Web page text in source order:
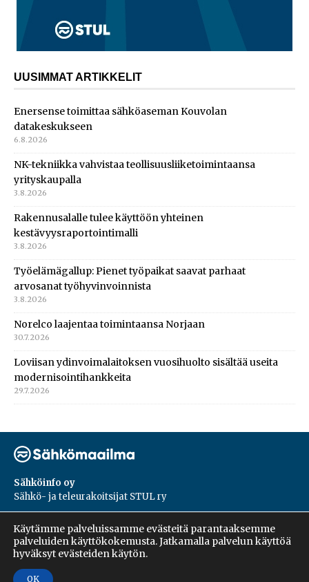
UUSIMMAT ARTIKKELIT
Enersense toimittaa sähköaseman Kouvolan
datakeskukseen
6.8.2026
NK-tekniikka vahvistaa teollisuusliiketoimintaansa
yrityskaupalla
3.8.2026
Rakennusalalle tulee käyttöön yhteinen
kestävyysraportointimalli
3.8.2026
Työelämägallup: Pienet työpaikat saavat parhaat
arvosanat työhyvinvoinnista
3.8.2026
Norelco laajentaa toimintaansa Norjaan
30.7.2026
Loviisan ydinvoimalaitoksen vuosihuolto sisältää useita
modernisointihankkeita
29.7.2026
Sähköinfo oy
Sähkö- ja teleurakoitsijat STUL ry
PL 55, 02601, Espoo
Harakantie 18 B
09 5476 1422
Käytämme palveluissamme evästeitä parantaaksemme
palveluiden käyttökokemusta. Jatkamalla palvelun käyttöä
hyväksyt evästeiden käytön.
OK